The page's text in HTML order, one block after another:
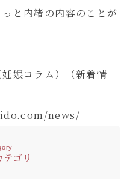
わせ
と内緒の内容のことが
娠コラム）（新着情
news/
ゴリ